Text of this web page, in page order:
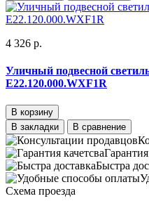
4 326 р.
Уличный подвесной
E22.120.000.WXF1R
В корзину
В закладки
В сравнение
Быстра
Схема проезда